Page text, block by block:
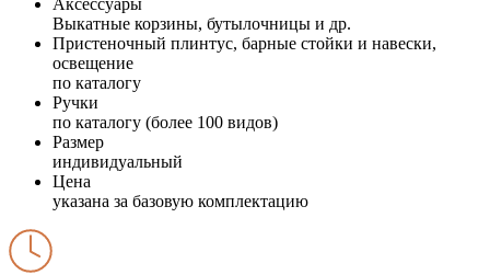
Выкатные корзины, бутылочницы и др.
Пристеночный плинтус, барные стойки и навески,
освещение
по каталогу
Ручки
по каталогу (более 100 видов)
Размер
индивидуальный
Цена
указана за базовую комплектацию